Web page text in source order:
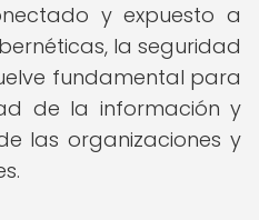
y expuesto a
la seguridad
fundamental para
de la información y
las organizaciones y